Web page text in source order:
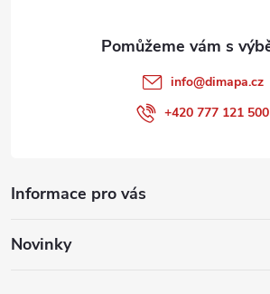
Informace pro vás
Novinky
info@dimapa.cz
+420 777 121 500